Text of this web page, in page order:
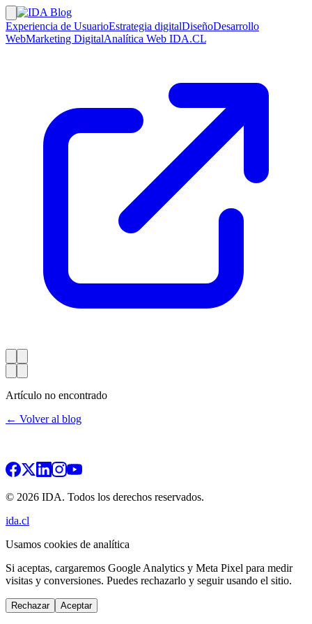
Experiencia de UsuarioEstrategia digitalDiseñoDesarrollo
WebMarketing DigitalAnalítica Web IDA.CL
Artículo no encontrado
← Volver al blog
© 2026 IDA. Todos los derechos reservados.
ida.cl
Usamos cookies de analítica
Si aceptas, cargaremos Google Analytics y Meta Pixel para medir
visitas y conversiones. Puedes rechazarlo y seguir usando el sitio.
Rechazar Aceptar